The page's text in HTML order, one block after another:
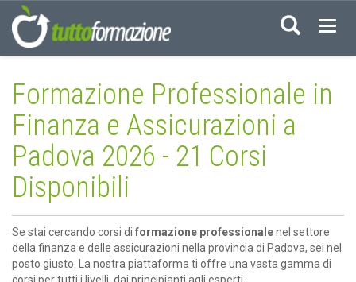
Formazione Professionale in
Finanza e Assicurazioni a
Padova 2026 - 21 Corsi
Disponibili
Se stai cercando corsi di formazione professionalenel settore
della finanza e delle assicurazioni nella provincia di Padova, sei nel
posto giusto. La nostra piattaforma ti offre una vasta gamma di